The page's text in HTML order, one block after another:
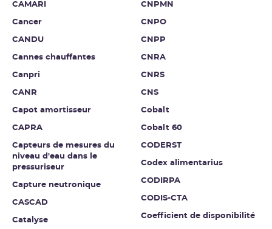
CAMARI
Cancer
CANDU
Cannes chauffantes
Canpri
CANR
Capot amortisseur
CAPRA
Capteurs de mesures du
niveau d'eau dans le
pressuriseur
Capture neutronique
CASCAD
Catalyse
CNPMN
CNPO
CNPP
CNRA
CNRS
CNS
Cobalt
Cobalt 60
CODERST
Codex alimentarius
CODIRPA
CODIS-CTA
Coefficient de disponibilité